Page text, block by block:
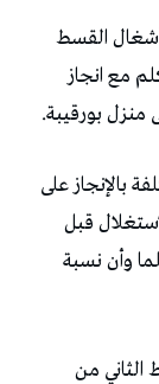
أشغال القسط
المتمثلة في إنجاز طريق سريعة بطول 2,7 كلم مع انجاز
بالإنجاز على
قبل
وأن نسبة
من